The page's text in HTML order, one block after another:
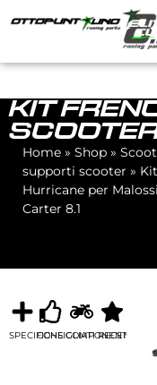
KIT
Home » Shop »
supporti scooter »
Hurricane per
Carter 8.1
SPECIFICHECONSIGLIATICOMPONENTI
RECENSIONI